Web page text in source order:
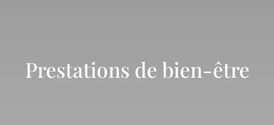
Prestations de bien-être